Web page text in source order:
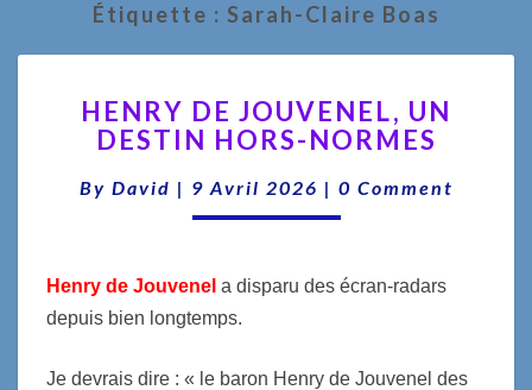
Étiquette : Sarah-Claire Boas
DE
JOUVENEL,
DESTIN
HORS-
HENRY DE JOUVENEL, UN
DESTIN HORS-NORMES
By David | 9 Avril 2026 | Comments
0 Comment
Henry de Jouvenel a disparu des écran-radars
depuis bien longtemps.
Je devrais dire : « le baron Henry de Jouvenel des